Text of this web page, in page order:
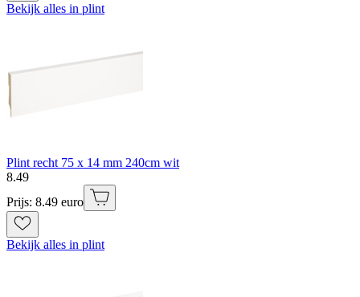
Bekijk alles in plint
Plint recht 75 x 14 mm 240cm wit
8.49
Prijs: 8.49 euro
Bekijk alles in plint